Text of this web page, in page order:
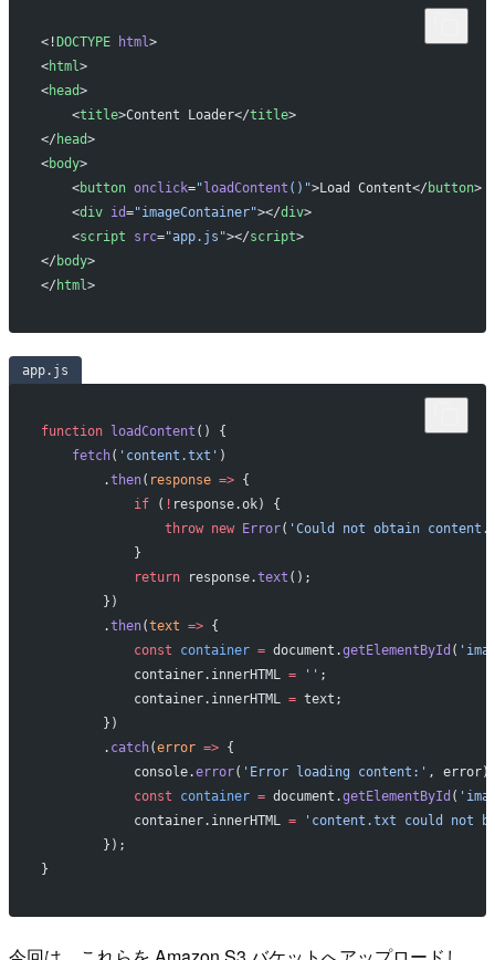
<! DOCTYPE html>
<html>
<head>
    <
title>Content Loader</title>
</ head>
<body>
    <
button onclick=" loadContent ()">Load Content</ button>
    <
div id="imageContainer"></div>
    <
script src="app.js"></script>
</ body>
</ html>
app.js
function loadContent () {
    fetch
( 'content.txt' )
        .
then( response => {
            if
( ! response.ok) {
                throw
new Error( 'Could not obtain
            }
            return
response.text ();
        })
        .
then(text => {
            const
container = document.getElementById (
            container.innerHTML
= '' ;
            container.innerHTML
= text;
        })
        .
catch(error => {
            console.
error( 'Error loading content:' ,
            const
container = document.getElementById (
            container.innerHTML
= 'content.txt could not
        });
}